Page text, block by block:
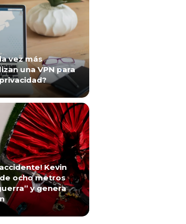
vez más
una VPN para
Kevin
ocho metros
y genera